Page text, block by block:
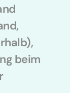
beim